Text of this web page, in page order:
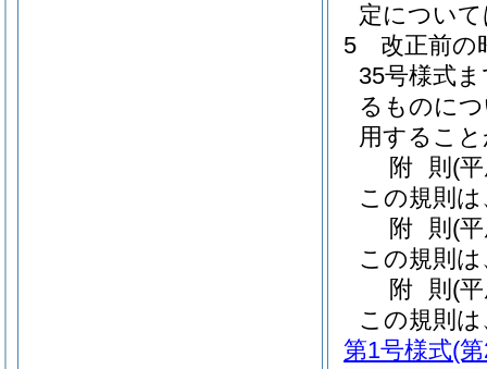
定につい
5
改正前の
35号様式
るものに
用するこ
附 則 (
この規則
附 則 (
この規則
附 則 (
この規則
第1号様式(